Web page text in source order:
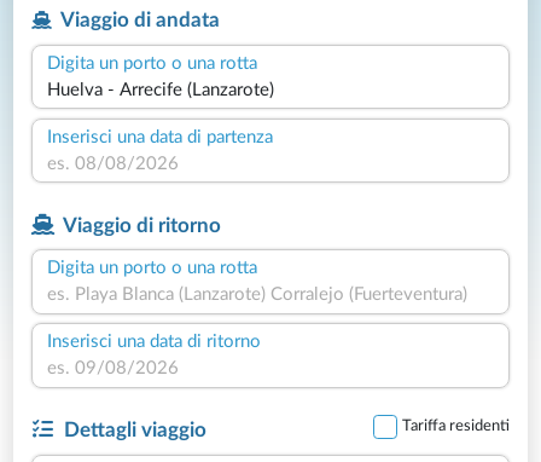
Viaggio di andata
Digita un porto o una rotta
Inserisci una data di partenza
Viaggio di ritorno
Digita un porto o una rotta
Inserisci una data di ritorno
Dettagli viaggio Tariffa residenti